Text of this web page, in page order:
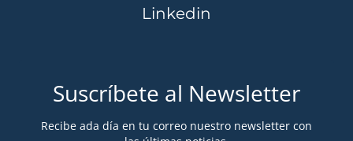
Linkedin
Suscríbete al Newsletter
Recibe ada día en tu correo nuestro newsletter con